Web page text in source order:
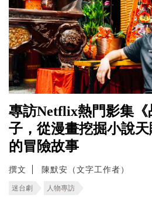
專訪Netflix熱門影集《
子，從漫畫挖掘小說
的冒險故事
撰文 陳默安（文字工作者）
迷台劇 人物專訪